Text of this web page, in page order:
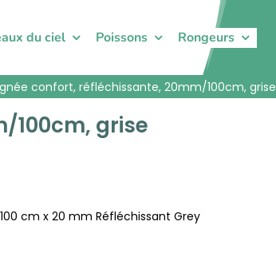
du ciel Poissons Rongeurs
confort, réfléchissante, 20mm/100cm, grise
100cm, grise
cm x 20 mm Réfléchissant Grey